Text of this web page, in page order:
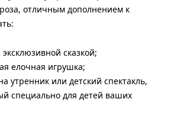
отличным дополнением к
сказкой;
елочная игрушка;
утренник или детский спектакль,
специально для детей ваших